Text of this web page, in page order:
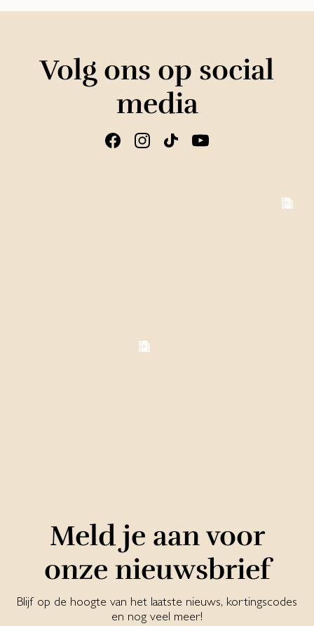
Volg ons op social
media
Meld je aan voor
onze nieuwsbrief
Blijf op de hoogte van het laatste nieuws, kortingscodes
en nog veel meer!